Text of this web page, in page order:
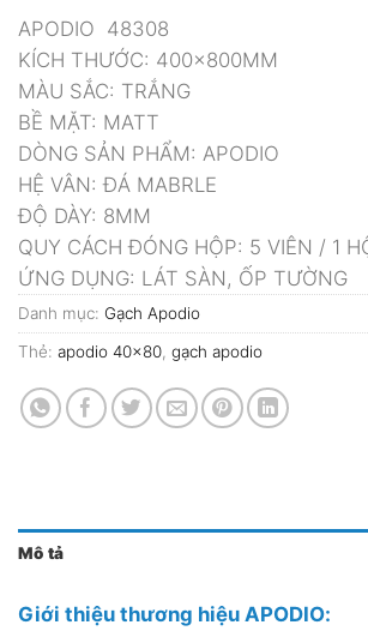
APODIO 48308
KÍCH THƯỚC: 400x800MM
MÀU SẮC: TRẮNG
BỀ MẶT: MATT
DÒNG SẢN PHẨM: APODIO
HỆ VÂN: ĐÁ MABRLE
ĐỘ DÀY: 8MM
QUY CÁCH ĐÓNG HỘP: 5 VIÊN / 1
ỨNG DỤNG: LÁT SÀN, ỐP TƯỜNG
Danh mục: Gạch Apodio
Thẻ: apodio 40x80, gạch apodio
Mô tả
Giới thiệu thương hiệu APODIO: